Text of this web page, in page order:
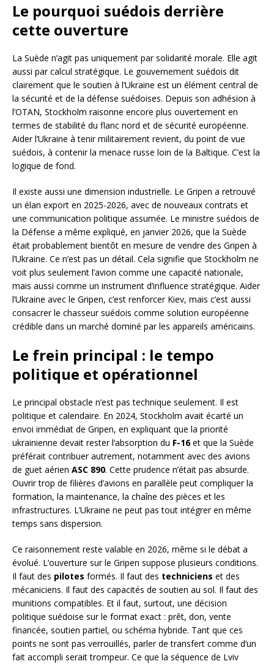
Le pourquoi suédois derrière
cette ouverture
La Suède n’agit pas uniquement par solidarité morale. Elle agit
aussi par calcul stratégique. Le gouvernement suédois dit
clairement que le soutien à l’Ukraine est un élément central de
la sécurité et de la défense suédoises. Depuis son adhésion à
l’OTAN, Stockholm raisonne encore plus ouvertement en
termes de stabilité du flanc nord et de sécurité européenne.
Aider l’Ukraine à tenir militairement revient, du point de vue
suédois, à contenir la menace russe loin de la Baltique. C’est la
logique de fond.
Il existe aussi une dimension industrielle. Le Gripen a retrouvé
un élan export en 2025-2026, avec de nouveaux contrats et
une communication politique assumée. Le ministre suédois de
la Défense a même expliqué, en janvier 2026, que la Suède
était probablement bientôt en mesure de vendre des Gripen à
l’Ukraine. Ce n’est pas un détail. Cela signifie que Stockholm ne
voit plus seulement l’avion comme une capacité nationale,
mais aussi comme un instrument d’influence stratégique. Aider
l’Ukraine avec le Gripen, c’est renforcer Kiev, mais c’est aussi
consacrer le chasseur suédois comme solution européenne
crédible dans un marché dominé par les appareils américains.
Le frein principal : le tempo
politique et opérationnel
Le principal obstacle n’est pas technique seulement. Il est
politique et calendaire. En 2024, Stockholm avait écarté un
envoi immédiat de Gripen, en expliquant que la priorité
ukrainienne devait rester l’absorption du F-16et que la Suède
préférait contribuer autrement, notamment avec des avions
de guet aérien ASC 890. Cette prudence n’était pas absurde.
Ouvrir trop de filières d’avions en parallèle peut compliquer la
formation, la maintenance, la chaîne des pièces et les
infrastructures. L’Ukraine ne peut pas tout intégrer en même
temps sans dispersion.
Ce raisonnement reste valable en 2026, même si le débat a
évolué. L’ouverture sur le Gripen suppose plusieurs conditions.
Il faut des pilotes formés. Il faut des techniciens et des
mécaniciens. Il faut des capacités de soutien au sol. Il faut des
munitions compatibles. Et il faut, surtout, une décision
politique suédoise sur le format exact : prêt, don, vente
financée, soutien partiel, ou schéma hybride. Tant que ces
points ne sont pas verrouillés, parler de transfert comme d’un
fait accompli serait trompeur. Ce que la séquence de Lviv